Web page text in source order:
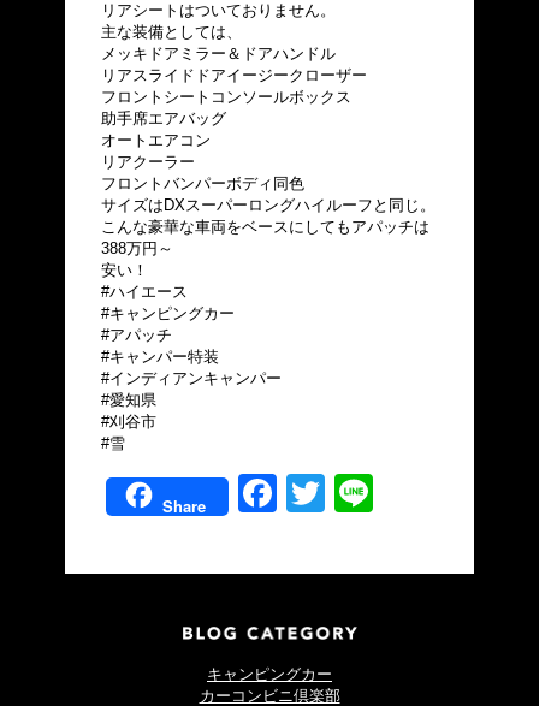
リアシートはついておりません。
主な装備としては、
メッキドアミラー＆ドアハンドル
リアスライドドアイージークローザー
フロントシートコンソールボックス
助手席エアバッグ
オートエアコン
リアクーラー
フロントバンパーボディ同色
サイズはDXスーパーロングハイルーフと同じ。
こんな豪華な車両をベースにしてもアパッチは
388万円～
安い！
#ハイエース
#キャンピングカー
#アパッチ
#キャンパー特装
#インディアンキャンパー
#愛知県
#刈谷市
#雪
Share
FacebookTwitter
キャンピングカー
カーコンビニ倶楽部